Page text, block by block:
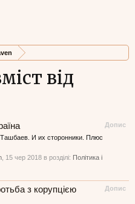
від
Допис
И их сторонники. Плюс
15 чер 2018 в розділі: Політика і
Допис
з корупцією